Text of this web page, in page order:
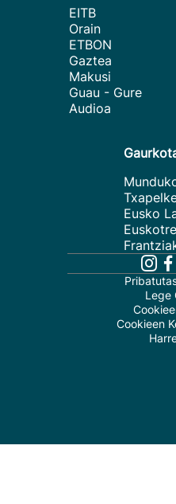
EITB
Orain
ETBON
Gaztea
Makusi
Guau - Gure
Audioa
Eusko
Lege
Cookieen